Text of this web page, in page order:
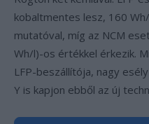
kobaltmentes lesz, 160
mutatóval, míg az NCM
Wh/l)-os értékkel érkezik.
LFP-beszállítója, nagy
Y is kapjon ebből az új